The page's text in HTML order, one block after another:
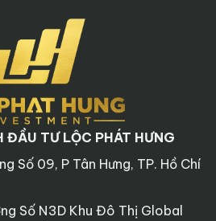
ĐẦU TƯ LỘC PHÁT HƯNG
Số 09, P Tân Hưng, TP. Hồ Chí
Số N3D Khu Đô Thị Global